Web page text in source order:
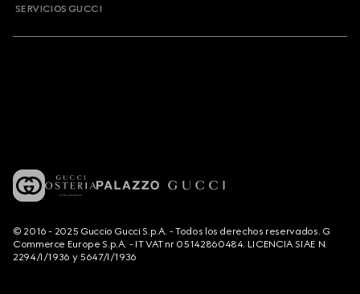
SERVICIOS GUCCI
© 2016 - 2025 Guccio Gucci S.p.A. - Todos los derechos reservados. G
Commerce Europe S.p.A. - IT VAT nr 05142860484. LICENCIA SIAE N.
2294/I/1936 y 5647/I/1936